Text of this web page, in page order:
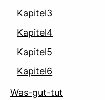
Kapitel3
Kapitel4
Kapitel5
Kapitel6
Was-gut-tut